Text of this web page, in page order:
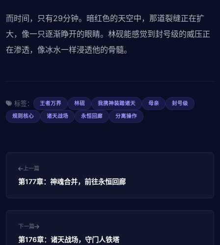
而时间，只有29分钟。暗红色的天空中，那道裂缝正在扩
大，像一只逐渐睁开的眼睛。林砚能感觉到封号级的威压正
在渗透，像冰水一样浸透他的骨髓。
标签： 王者万界 林砚 我携神装踏诸天 母亲
封号级
规则核心
诸天战场 永恒回廊 分离操作
上一篇
第177章：神魂合并，前往永恒回廊
下一篇
第176章：诸天战场，守门人铁塔